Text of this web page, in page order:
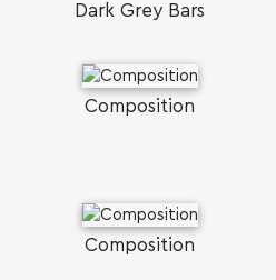
Dark Grey Bars
Composition
Composition